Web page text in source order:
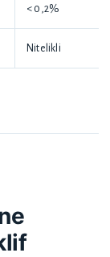
< 0,2%
Nitelikli